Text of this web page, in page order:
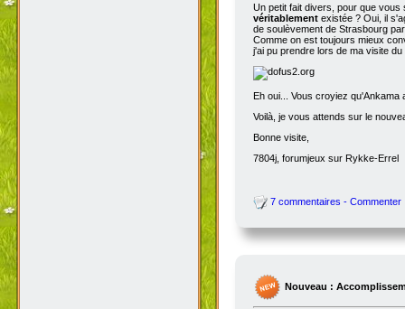
Un petit fait divers, pour que vous
véritablement existée ? Oui, il
de soulèvement de Strasbourg
Comme on est toujours mieux
j'ai pu prendre lors de ma visite
Eh oui... Vous croyiez
Voilà, je vous attends sur le
Bonne visite,
7804j, forumjeux sur Rykke-Errel
7 commentaires - Commenter
Nouveau :